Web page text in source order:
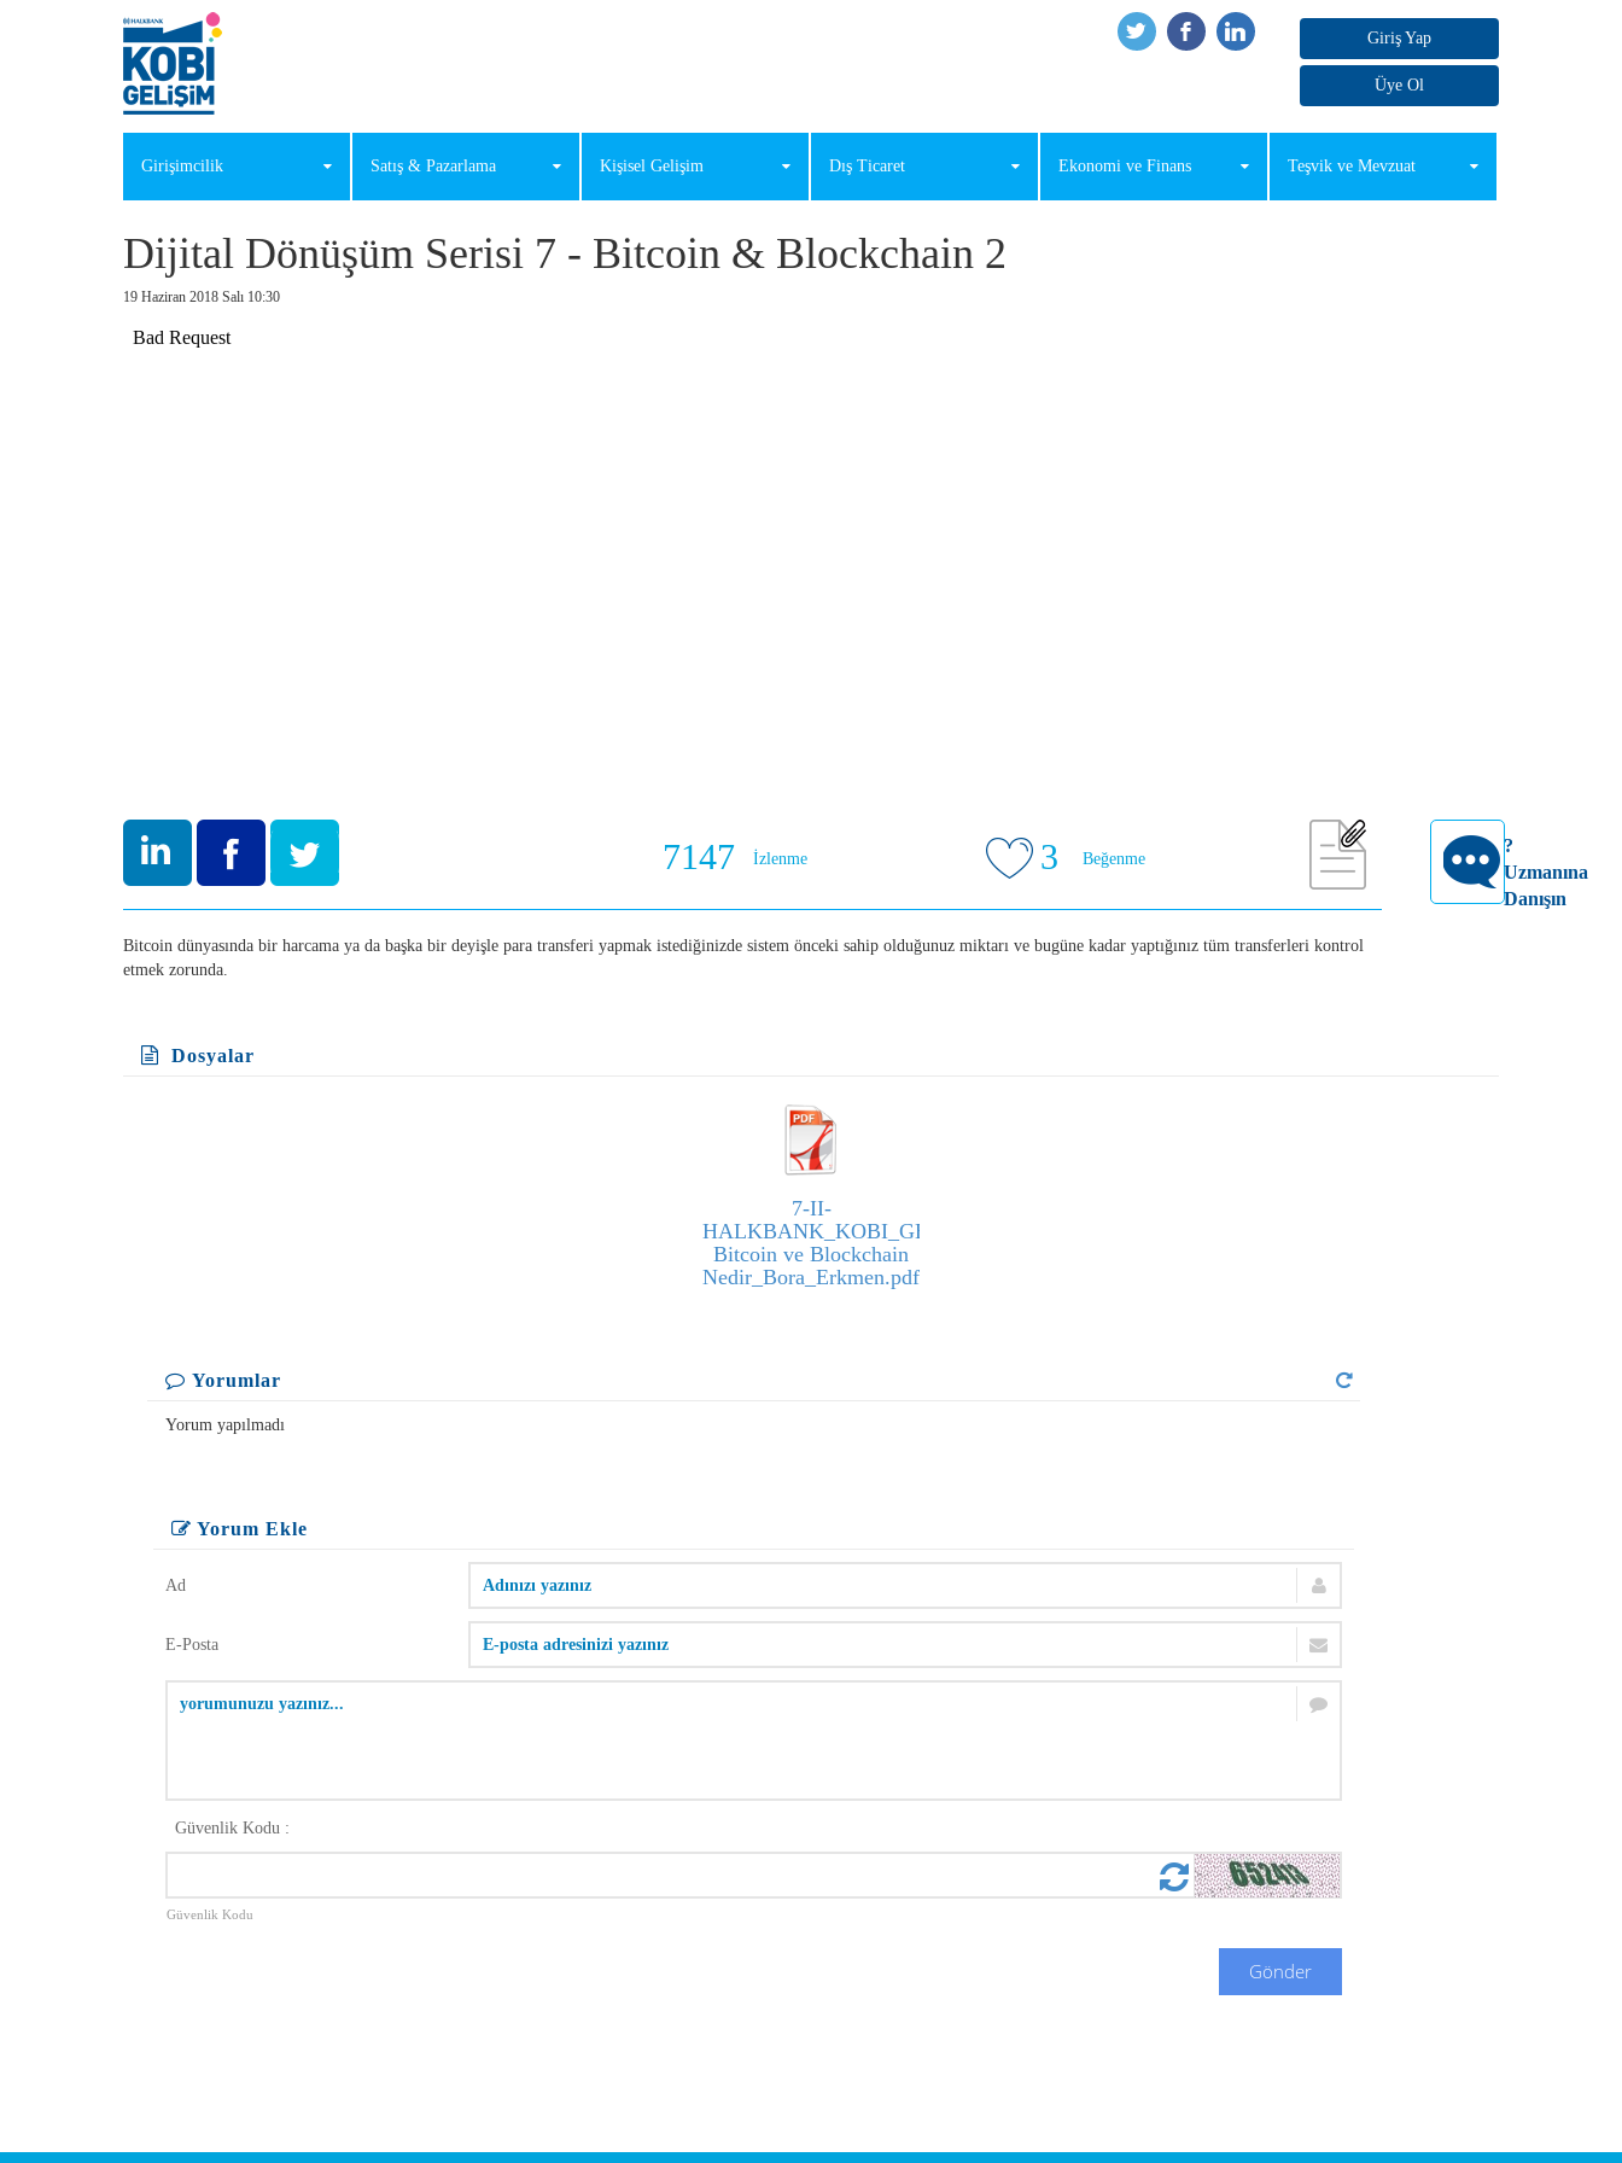
Giriş Yap
Üye Ol
Girişimcilik Satış & Pazarlama Kişisel Gelişim Dış Ticaret Ekonomi ve Finans Teşvik ve Mevzuat
Dijital Dönüşüm Serisi 7 - Bitcoin & Blockchain 2
19 Haziran 2018 Salı 10:30
7147 İzlenme 3 Beğenme
Bitcoin dünyasında bir harcama ya da başka bir deyişle para transferi yapmak istediğinizde sistem önceki sahip olduğunuz miktarı ve bugüne kadar yaptığınız tüm transferleri kontrol
etmek zorunda.
?
Uzmanına
Danışın
Dosyalar
7-II-
HALKBANK_KOBI_GELISIM-
Bitcoin ve Blockchain
Nedir_Bora_Erkmen.pdf
Yorumlar
Yorum yapılmadı
Yorum Ekle
Ad
E-Posta
Güvenlik Kodu :
Güvenlik Kodu
Gönder